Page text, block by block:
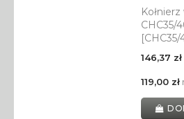
CHC35/
146,37 zł
119,00 zł